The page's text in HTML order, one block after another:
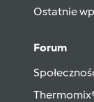
Ostatnie
Forum